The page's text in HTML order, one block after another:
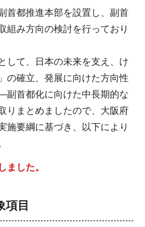
首都推進本部を設置し、副首
組み方向の検討を行っており
して、日本の未来を支え、け
の確立、発展に向けた方向性
副首都化に向けた中長期的な
りまとめましたので、大阪府
施要綱に基づき、以下により
ました。
目